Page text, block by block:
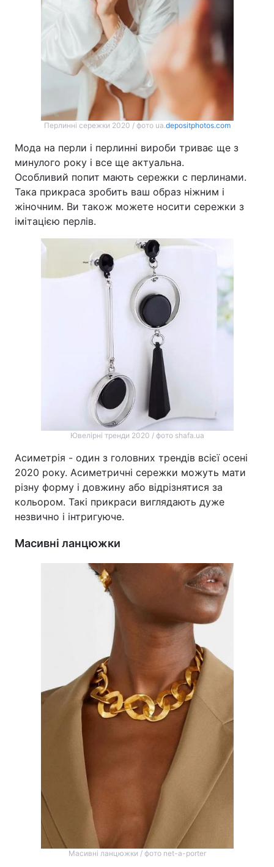
Перлинні сережки 2020 / фото ua.depositphotos.com
Мода на перли і перлинні вироби триває ще з
минулого року і все ще актуальна.
Особливий попит мають сережки с перлинами.
Така прикраса зробить ваш образ ніжним і
жіночним. Ви також можете носити сережки з
імітацією перлів.
Ювелірні тренди 2020 / фото shafa.ua
Асиметрія - один з головних трендів всієї осені
2020 року. Асиметричні сережки можуть мати
різну форму і довжину або відрізнятися за
кольором. Такі прикраси виглядають дуже
незвично і інтригуюче.
Масивні ланцюжки
Масивні ланцюжки / фото net-a-porter